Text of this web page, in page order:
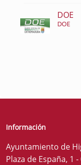
DOE
DOE
Información
Ayuntamiento de
Plaza de España, 1